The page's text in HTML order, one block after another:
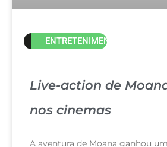
ENTRETENIMENTO
Live-action de
nos cinemas
A aventura de Moana ganhou